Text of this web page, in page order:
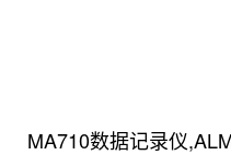
MA710数据记录仪